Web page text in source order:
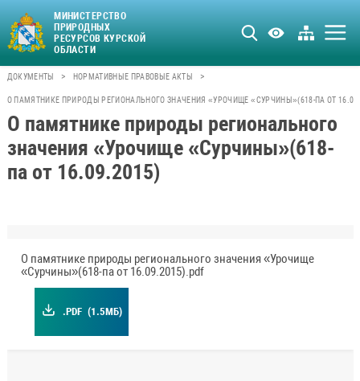
МИНИСТЕРСТВО
ПРИРОДНЫХ
РЕСУРСОВ КУРСКОЙ
ОБЛАСТИ
ДОКУМЕНТЫ > НОРМАТИВНЫЕ ПРАВОВЫЕ АКТЫ >
О ПАМЯТНИКЕ ПРИРОДЫ РЕГИОНАЛЬНОГО ЗНАЧЕНИЯ «УРОЧИЩЕ «СУРЧИНЫ»(618-ПА ОТ
О памятнике природы регионального
значения «Урочище «Сурчины»(618-
па от 16.09.2015)
О памятнике природы регионального значения «Урочище
«Сурчины»(618-па от 16.09.2015).pdf
.PDF (1.5МБ)